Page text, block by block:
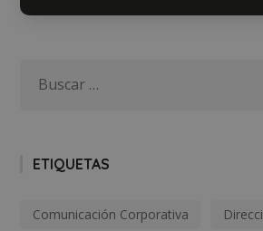
ETIQUETAS
Comunicación Corporativa